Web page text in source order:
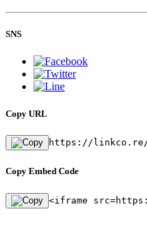
SNS
Copy URL
https://linkco.re/
Copy Embed Code
<iframe